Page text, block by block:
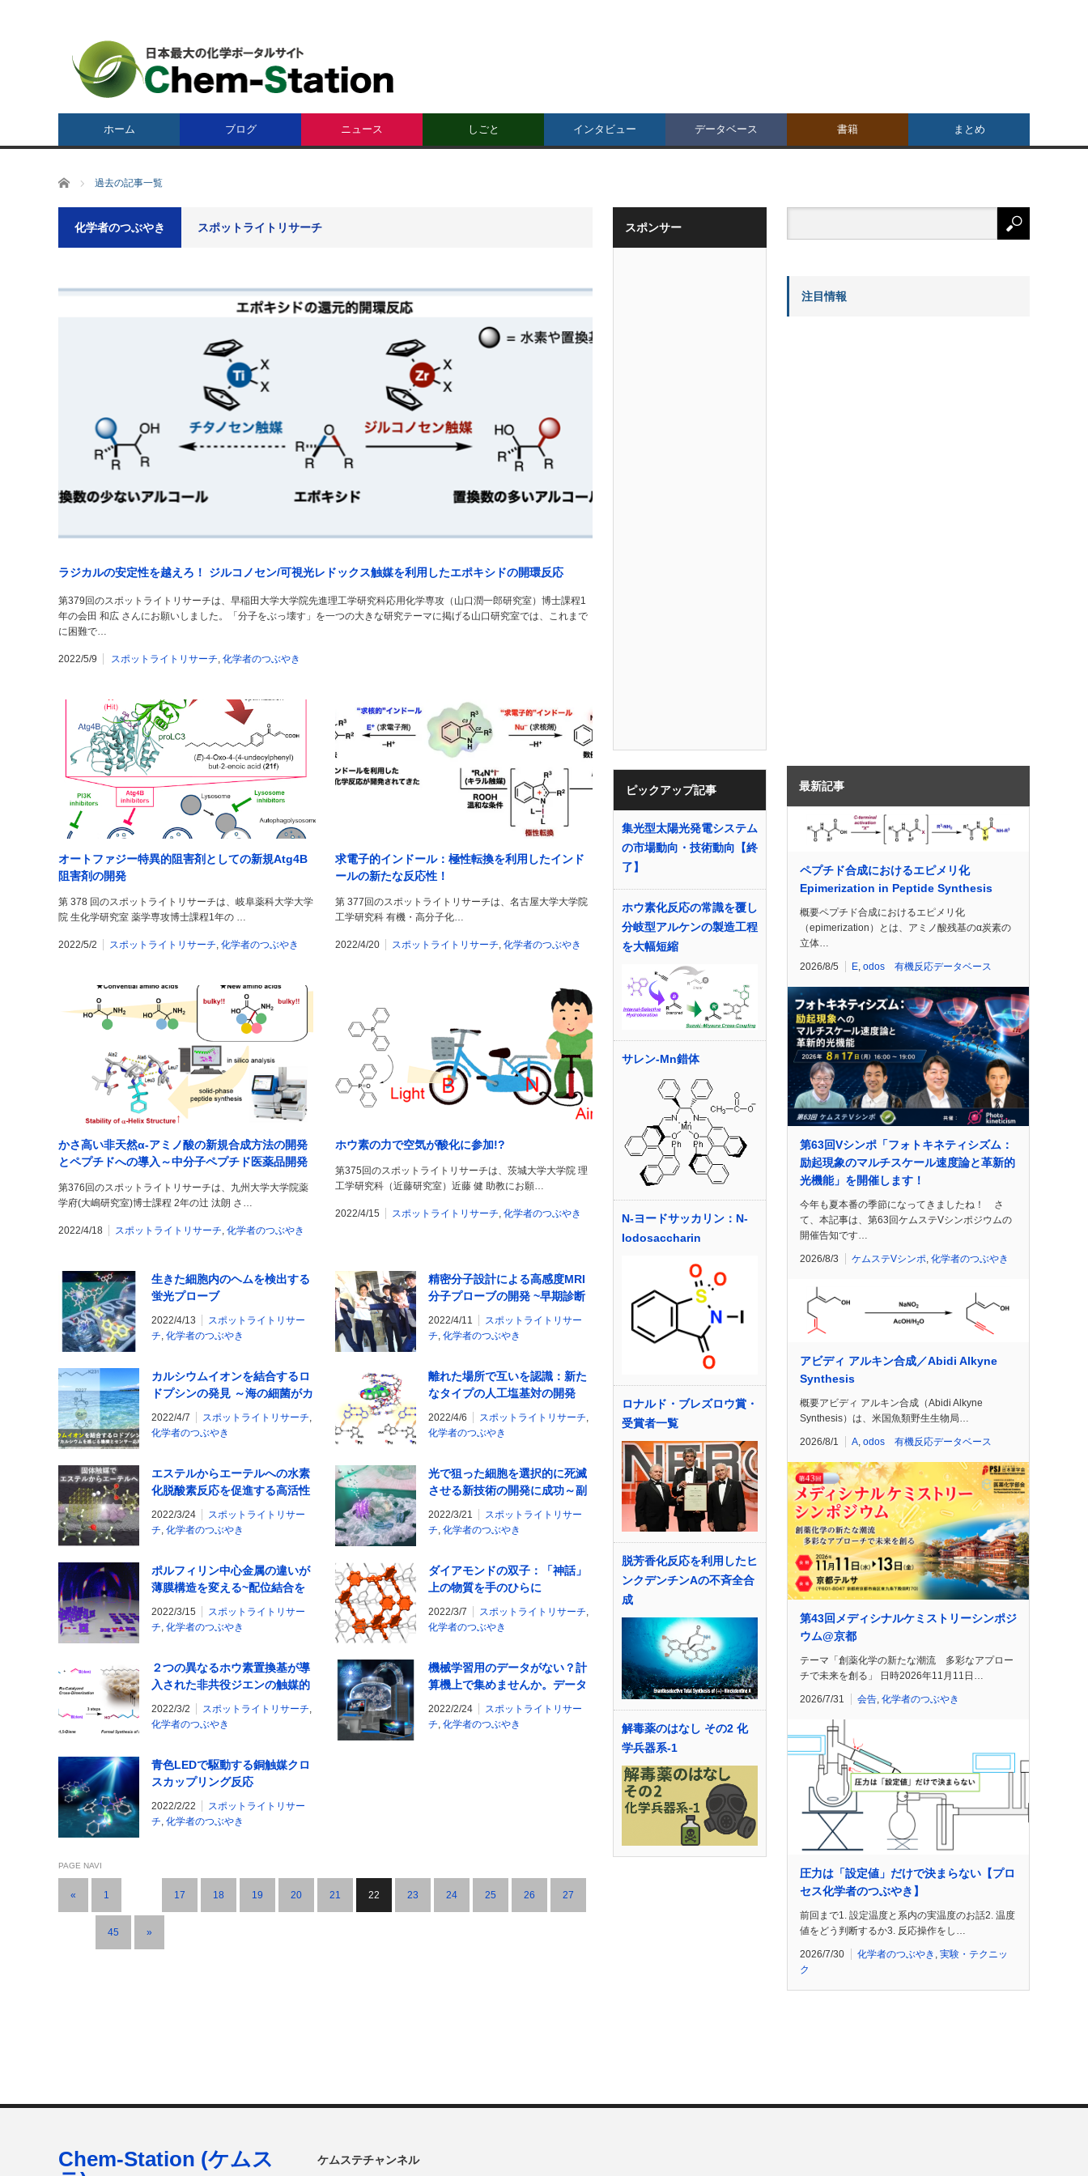
ホーム ブログ ニュース しごと インタビュー データベース 書籍 まとめ
ホーム 過去の記事一覧
化学者のつぶやき スポットライトリサーチ
ラジカルの安定性を越えろ！ ジルコノセン/可視光レドックス触媒を利用したエポキシドの開環反応
第379回のスポットライトリサーチは、早稲田大学大学院先進理工学研究科応用化学専攻（山口潤一郎研究室）博士課程1
年の会田 和広 さんにお願いしました。「分子をぶっ壊す」を一つの大きな研究テーマに掲げる山口研究室では、これまで
に困難で…
2022/5/9 スポットライトリサーチ, 化学者のつぶやき
オートファジー特異的阻害剤としての新規Atg4B
阻害剤の開発
第 378 回のスポットライトリサーチは、岐阜薬科大学大学
院 生化学研究室 薬学専攻博士課程1年の …
2022/5/2 スポットライトリサーチ, 化学者のつぶやき
求電子的インドール：極性転換を利用したインド
ールの新たな反応性！
第 377回のスポットライトリサーチは、名古屋大学大学院
工学研究科 有機・高分子化…
2022/4/20 スポットライトリサーチ, 化学者のつぶやき
かさ高い非天然α-アミノ酸の新規合成方法の開発
とペプチドへの導入～中分子ペプチド医薬品開発
第376回のスポットライトリサーチは、九州大学大学院薬
学府(大嶋研究室)博士課程 2年の辻 汰朗 さ…
2022/4/18 スポットライトリサーチ, 化学者のつぶやき
ホウ素の力で空気が酸化に参加!?
第375回のスポットライトリサーチは、茨城大学大学院 理
工学研究科（近藤研究室）近藤 健 助教にお願…
2022/4/15 スポットライトリサーチ, 化学者のつぶやき
生きた細胞内のヘムを検出する
蛍光プローブ
2022/4/13
スポットライトリサー
チ, 化学者のつぶやき
精密分子設計による高感度MRI
分子プローブの開発 ~早期診断
に向けたがん関連酵素活性の生
体内リアルタイム計測~
2022/4/11
スポットライトリサー
チ, 化学者のつぶやき
カルシウムイオンを結合するロ
ドプシンの発見 ～海の細菌がカ
ルシウムを感じる機構とセンサ
ー応用への期待～
2022/4/7 スポットライトリサーチ,
化学者のつぶやき
離れた場所で互いを認識：新た
なタイプの人工塩基対の開発
2022/4/6 スポットライトリサーチ,
化学者のつぶやき
エステルからエーテルへの水素
化脱酸素反応を促進する高活性
固体触媒の開発
2022/3/24
スポットライトリサー
チ, 化学者のつぶやき
光で狙った細胞を選択的に死滅
させる新技術の開発に成功～副
作用のない光がん治療法を目指
して～
2022/3/21
スポットライトリサー
チ, 化学者のつぶやき
ポルフィリン中心金属の違いが
薄膜構造を変える~配位結合を
利用した新たな分子配向制御法
の開発~
2022/3/15
スポットライトリサー
チ, 化学者のつぶやき
ダイアモンドの双子：「神話」
上の物質を手のひらに
2022/3/7 スポットライトリサーチ,
化学者のつぶやき
２つの異なるホウ素置換基が導
入された非共役ジエンの触媒的
合成と細胞死制御分子の形式合
成に成功
2022/3/2 スポットライトリサーチ,
化学者のつぶやき
機械学習用のデータがない？計
算機上で集めませんか。データ
駆動型インシリコ不斉触媒設計
で有機合成DX
2022/2/24
スポットライトリサー
チ, 化学者のつぶやき
青色LEDで駆動する銅触媒クロ
スカップリング反応
2022/2/22
スポットライトリサー
チ, 化学者のつぶやき
PAGE NAVI
« 1 17 18 19 20 21 22 23 24 25 26 27
45 »
スポンサー
ピックアップ記事
集光型太陽光発電システム
の市場動向・技術動向【終
了】
ホウ素化反応の常識を覆し
分岐型アルケンの製造工程
を大幅短縮
サレン-Mn錯体
N-ヨードサッカリン：N-
Iodosaccharin
ロナルド・ブレズロウ賞・
受賞者一覧
脱芳香化反応を利用したヒ
ンクデンチンAの不斉全合
成
解毒薬のはなし その2 化
学兵器系-1
注目情報
最新記事
ペプチド合成におけるエピメリ化
Epimerization in Peptide Synthesis
概要ペプチド合成におけるエピメリ化
（epimerization）とは、アミノ酸残基のα炭素の
立体…
2026/8/5 E, odos 有機反応データベース
第63回Vシンポ「フォトキネティシズム：
励起現象のマルチスケール速度論と革新的
光機能」を開催します！
今年も夏本番の季節になってきましたね！ さ
て、本記事は、第63回ケムステVシンポジウムの
開催告知です…
2026/8/3 ケムステVシンポ 化学者のつぶやき
アビディ アルキン合成／Abidi Alkyne
Synthesis
概要アビディ アルキン合成（Abidi Alkyne
Synthesis）は、米国魚類野生生物局…
2026/8/1 A odos 有機反応データベース
第43回メディシナルケミストリーシンポジ
ウム@京都
テーマ「創薬化学の新たな潮流 多彩なアプロー
チで未来を創る」 日時2026年11月11日…
2026/7/31 会告, 化学者のつぶやき
圧力は「設定値」だけで決まらない【プロ
セス化学者のつぶやき】
前回まで1. 設定温度と系内の実温度のお話2. 温度
値をどう判断するか3. 反応操作をし…
2026/7/30 化学者のつぶやき , 実験・テクニッ
ク
ケムステチャンネル
Chem-Station (ケムス